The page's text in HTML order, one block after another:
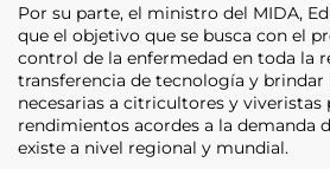
Por su parte, el ministro del MIDA,
que el objetivo que se busca con el
control de la enfermedad en toda la
transferencia de tecnología y brindar
necesarias a citricultores y viveristas
rendimientos acordes a la demanda
existe a nivel regional y mundial.